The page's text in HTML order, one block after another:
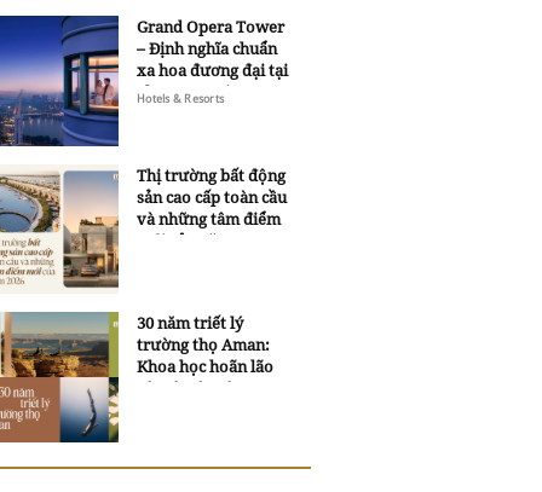
Grand Opera Tower
– Định nghĩa chuẩn
xa hoa đương đại tại
Sheraton Saigon
Hotels & Resorts
Thị trường bất động
sản cao cấp toàn cầu
và những tâm điểm
mới của năm 2026
30 năm triết lý
trường thọ Aman:
Khoa học hoãn lão
và trí tuệ ngàn xưa